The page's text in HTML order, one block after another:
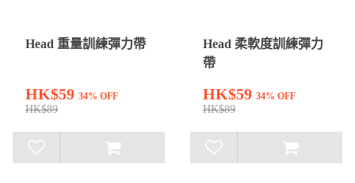
Head 重量訓練彈力帶
HK$59 34% OFF
HK$89
Head 柔軟度訓練彈力
帶
HK$59 34% OFF
HK$89